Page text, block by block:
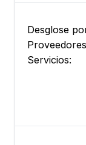
Desglose
Servicios: